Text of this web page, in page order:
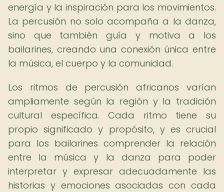
energía y la inspiración para los movimientos.
La percusión no solo acompaña a la danza,
sino que también guía y motiva a los
bailarines, creando una conexión única entre
la música, el cuerpo y la comunidad.
Los ritmos de percusión africanos varían
ampliamente según la región y la tradición
cultural específica. Cada ritmo tiene su
propio significado y propósito, y es crucial
para los bailarines comprender la relación
entre la música y la danza para poder
interpretar y expresar adecuadamente las
historias y emociones asociadas con cada